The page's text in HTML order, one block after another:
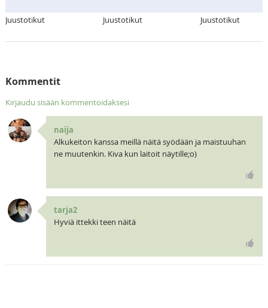
Juustotikut Juustotikut Juustotikut
Kommentit
Kirjaudu sisään kommentoidaksesi
naija
Alkukeiton kanssa meillä näitä syödään ja maistuuhan
ne muutenkin. Kiva kun laitoit näytille;o)
tarja2
Hyviä ittekki teen näitä